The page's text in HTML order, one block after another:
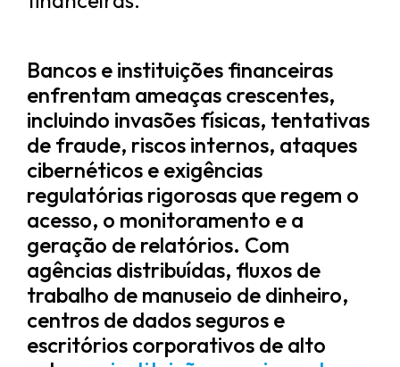
Bancos e instituições financeiras
enfrentam ameaças crescentes,
incluindo invasões físicas, tentativas
de fraude, riscos internos, ataques
cibernéticos e exigências
regulatórias rigorosas que regem o
acesso, o monitoramento e a
geração de relatórios. Com
agências distribuídas, fluxos de
trabalho de manuseio de dinheiro,
centros de dados seguros e
escritórios corporativos de alto